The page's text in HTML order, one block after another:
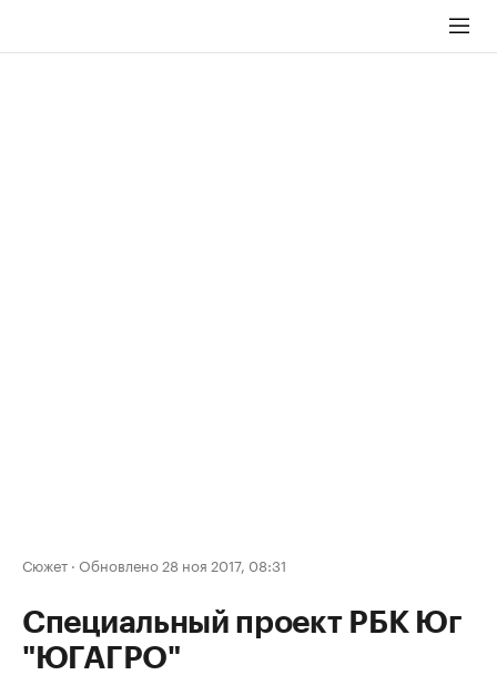
Сюжет · Обновлено 28 ноя 2017, 08:31
Специальный проект РБК Юг
"ЮГАГРО"